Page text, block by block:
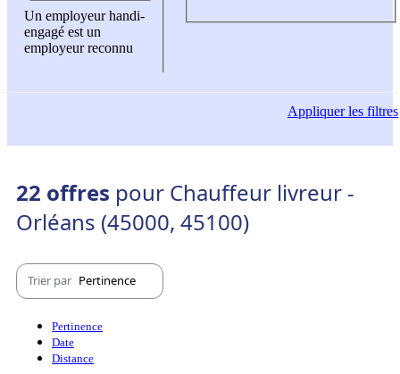
Un employeur handi-
engagé est un
employeur reconnu
Appliquerles filtres
22 offres pour Chauffeur livreur -
Orléans (45000, 45100)
Trier par Pertinence
Pertinence
Date
Distance